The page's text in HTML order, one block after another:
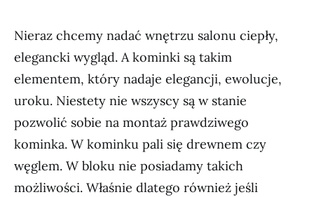
Nieraz chcemy nadać wnętrzu salonu ciepły,
elegancki wygląd. A kominki są takim
elementem, który nadaje elegancji, ewolucje,
uroku. Niestety nie wszyscy są w stanie
pozwolić sobie na montaż prawdziwego
kominka. W kominku pali się drewnem czy
węglem. W bloku nie posiadamy takich
możliwości. Właśnie dlatego również jeśli